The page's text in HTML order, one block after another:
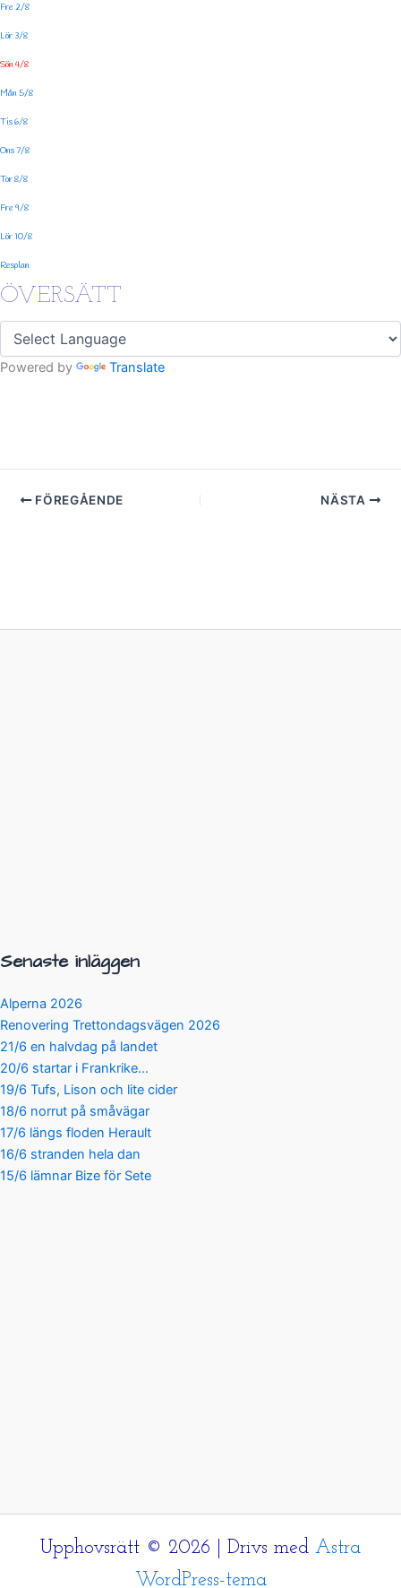
Fre 2/8
Lör 3/8
Sön 4/8
Mån 5/8
Tis 6/8
Ons 7/8
Tor 8/8
Fre 9/8
Lör 10/8
Resplan
ÖVERSÄTT
Powered by Translate
FÖREGÅENDE NÄSTA
Senaste inläggen
Alperna 2026
Renovering Trettondagsvägen 2026
21/6 en halvdag på landet
20/6 startar i Frankrike…
19/6 Tufs, Lison och lite cider
18/6 norrut på småvägar
17/6 längs floden Herault
16/6 stranden hela dan
15/6 lämnar Bize för Sete
Upphovsrätt © 2026 | Drivs med Astra
WordPress-tema